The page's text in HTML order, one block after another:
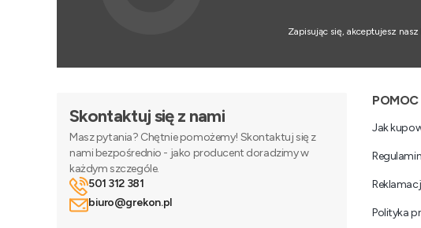
Zapisując się, akceptujesz
Skontaktuj się z nami
Masz pytania? Chętnie pomożemy! Skontaktuj się z
nami bezpośrednio - jako producent doradzimy w
każdym szczególe.
501 312 381
biuro@grekon.pl
Linki
POMOC
Jak
Regulamin
Polityka